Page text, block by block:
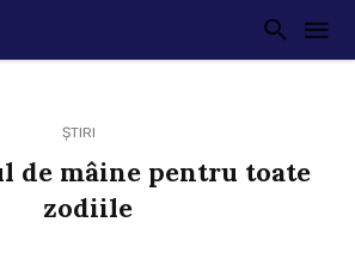
ȘTIRI
de mâine pentru toate
zodiile